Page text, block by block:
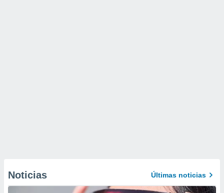
Noticias Últimas noticias